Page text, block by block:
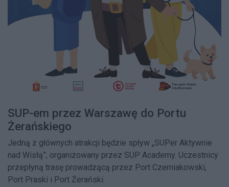
SUP-em przez Warszawę do Portu
Żerańskiego
Jedną z głównych atrakcji będzie spływ „SUPer Aktywnie
nad Wisłą”, organizowany przez SUP Academy. Uczestnicy
przepłyną trasę prowadzącą przez Port Czerniakowski,
Port Praski i Port Żerański.